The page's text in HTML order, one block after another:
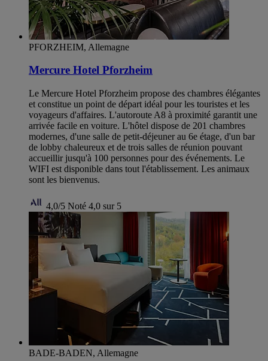
PFORZHEIM, Allemagne
Mercure Hotel Pforzheim
Le Mercure Hotel Pforzheim propose des chambres élégantes
et constitue un point de départ idéal pour les touristes et les
voyageurs d'affaires. L'autoroute A8 à proximité garantit une
arrivée facile en voiture. L'hôtel dispose de 201 chambres
modernes, d'une salle de petit-déjeuner au 6e étage, d'un bar
de lobby chaleureux et de trois salles de réunion pouvant
accueillir jusqu'à 100 personnes pour des événements. Le
WIFI est disponible dans tout l'établissement. Les animaux
sont les bienvenus.
4,0/5 Noté 4,0 sur 5
BADE-BADEN, Allemagne